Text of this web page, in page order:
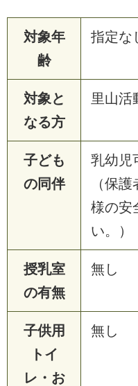
対象年
齢
指定な
対象と
なる方
里山活
子ども
の同伴
乳幼児
（保
様の安
い。）
授乳室
の有無
無し
子供用
トイ
レ・お
無し